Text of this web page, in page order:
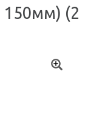
150мм) (2